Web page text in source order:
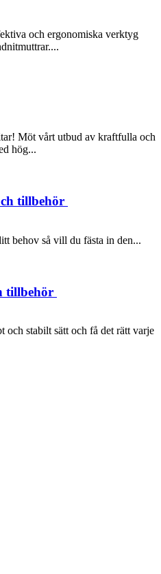
och ergonomiska verktyg
Möt vårt utbud av kraftfulla och
hög...
tillbehör
behov så vill du fästa in den...
tillbehör
och stabilt sätt och få det rätt varje